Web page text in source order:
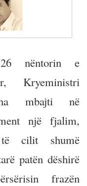
nëntorin e
Kryeministri
mbajti në
një fjalim,
cilit shumë
patën dëshirë
frazën